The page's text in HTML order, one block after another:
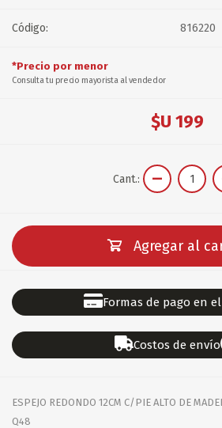
Código: 816220
*Precio por menor
Consulta tu precio mayorista al vendedor
$U 199
Cant.:
Agregar al
Formas de pago en
Costos de envío
ESPEJO REDONDO 12CM C/PIE ALTO DE
Q48